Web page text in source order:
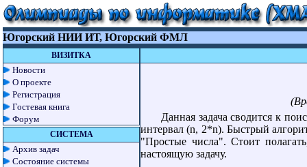
Югорский НИИ ИТ, Югорский ФМЛ
ВИЗИТКА
Новости
О проекте
Регистрация
Гостевая книга
Форум
СИСТЕМА
Архив задач
Состояние системы
Данная задача сводится к
интервал (n, 2*n). Быстрый
"Простые числа". Стоит
настоящую задачу.